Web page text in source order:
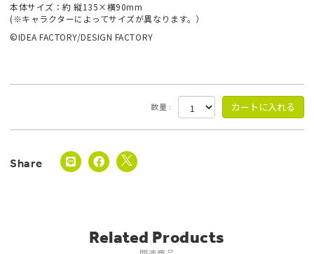
本体サイズ：約 縦135×横90mm
(※キャラクターによってサイズが異なります。）
©IDEA FACTORY/DESIGN FACTORY
数量 :
Related Products